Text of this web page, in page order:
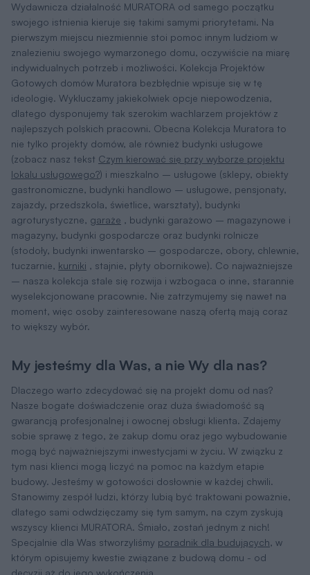
Wydawnicza działalność MURATORA od samego początku
swojego istnienia kieruje się takimi samymi priorytetami. Na
pierwszym miejscu niezmiennie stoi pomoc innym ludziom w
znalezieniu swojego wymarzonego domu, oczywiście na miarę
indywidualnych potrzeb i możliwości. Kolekcja Projektów
Gotowych domów Muratora bezbłędnie wpisuje się w tę
ideologię. Wykluczamy jakiekolwiek opcje niepowodzenia,
dlatego dysponujemy tak szerokim wachlarzem projektów z
najlepszych polskich pracowni. Obecna Kolekcja Muratora to
nie tylko projekty domów, ale również budynki usługowe
(zobacz nasz tekst Czym kierować się przy wyborze projektu
lokalu usługowego?) i mieszkalno – usługowe (sklepy, obiekty
gastronomiczne, budynki handlowo – usługowe, pensjonaty,
zajazdy, przedszkola, świetlice, warsztaty), budynki
agroturystyczne, garaże , budynki garażowo – magazynowe i
magazyny, budynki gospodarcze oraz budynki rolnicze
(stodoły, budynki inwentarsko – gospodarcze, obory, chlewnie,
tuczarnie, kurniki , stajnie, płyty obornikowe). Co najważniejsze
– nasza kolekcja stale się rozwija i wzbogaca o inne, starannie
wyselekcjonowane pracownie. Nie zatrzymujemy się nawet na
moment, więc osoby zainteresowane naszą ofertą mają coraz
to większy wybór.
My jesteśmy dla Was, a nie Wy dla nas?
Dlaczego warto zdecydować się na projekt domu od nas?
Nasze bogate doświadczenie oraz duża świadomość są
gwarancją profesjonalnej i owocnej obsługi klienta. Zdajemy
sobie sprawę z tego, że zakup domu oraz jego wybudowanie
mogą być najważniejszymi inwestycjami w życiu. W związku z
tym nasi klienci mogą liczyć na pomoc na każdym etapie
budowy. Jesteśmy w gotowości dosłownie w każdej chwili.
Stanowimy zespół ludzi, którzy lubią być traktowani poważnie,
dlatego sami odwdzięczamy się tym samym, na czym zyskują
wszyscy klienci MURATORA. Śmiało, zostań jednym z nich!
Specjalnie dla Was stworzyliśmy poradnik dla budujących, w
którym opisujemy kwestie związane z budową domu - od
decyzji aż do jego wykończenia.